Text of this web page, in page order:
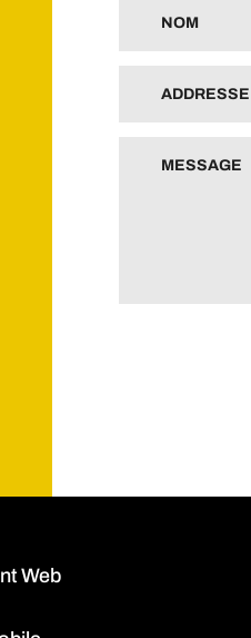
Web